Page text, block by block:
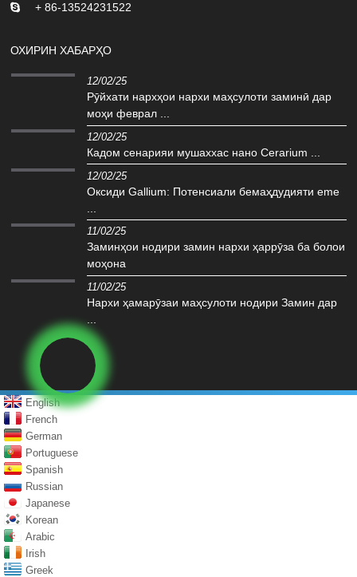
+ 86-13524231522
ОХИРИН ХАБАРҲО
12/02/25
Рӯйхати нархҳои нархи маҳсулоти заминӣ дар
моҳи феврал ...
12/02/25
Кадом сенарияи мушаххас нано Cerarium ...
12/02/25
Оксиди Gallium: Потенсиали бемаҳдудияти eme
11/02/25
Заминҳои нодири замин нархи ҳаррӯза ба болои
моҳона
11/02/25
Нархи ҳамарӯзаи маҳсулоти нодири Замин дар
English
French
German
Portuguese
Spanish
Russian
Japanese
Korean
Arabic
Irish
Greek